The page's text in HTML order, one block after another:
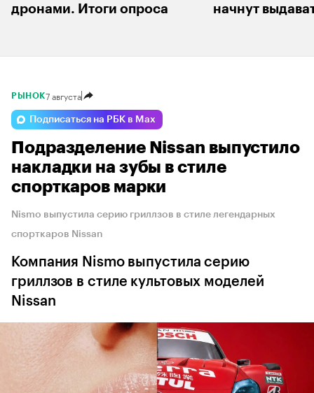
дронами. Итоги опроса начнут
РЫНОК7 августа
Подписаться на РБК в Max
Подразделение Nissan выпустило
накладки на зубы в стиле
спорткаров марки
Nismo выпустила серию гриллзов в стиле легендарных
спорткаров Nissan
Компания Nismo выпустила серию
гриллзов в стиле культовых моделей
Nissan